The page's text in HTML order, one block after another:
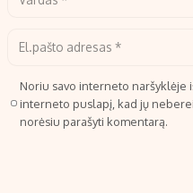
Noriu savo interneto naršyklėje
interneto puslapį, kad jų
norėsiu parašyti komentarą.